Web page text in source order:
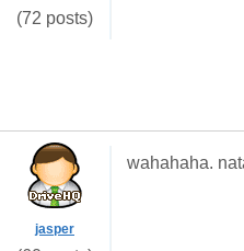
(72 posts)
jasper
wahahaha.